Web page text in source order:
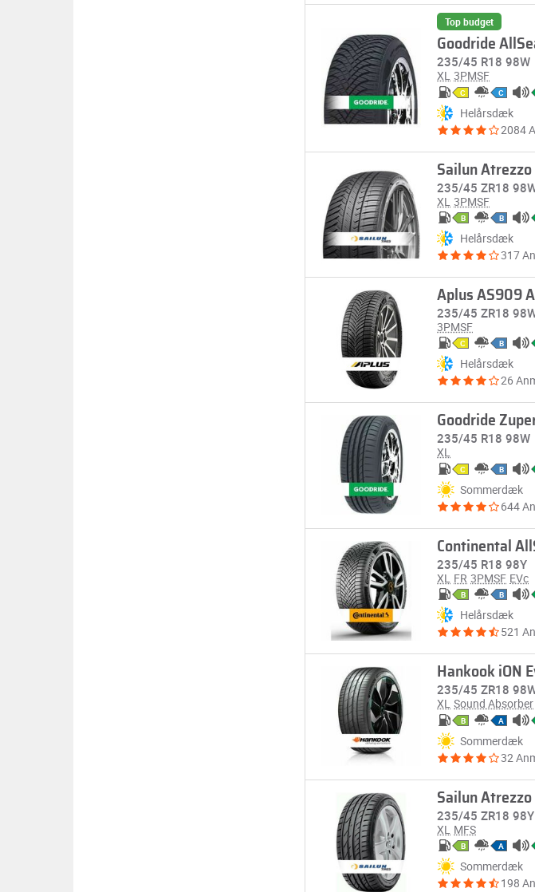
Top budget
Goodride
235/45 R18 98W
XL 3PMSF
C C
Helårsdæk
2084
Sailun Atrezzo
235/45 ZR18
XL 3PMSF
B B
Helårsdæk
317
Aplus AS909
235/45 ZR18
3PMSF
C B
Helårsdæk
26
Goodride
235/45 R18 98W
XL
C B
Sommerdæk
644
Continental
235/45 R18 98Y
XL FR 3PMSF EVc
B B
Helårsdæk
521
Hankook iON
235/45 ZR18
XL Sound Absorber
B A
Sommerdæk
32
Sailun Atrezzo
235/45 ZR18 98Y
XL MFS
B A
Sommerdæk
198